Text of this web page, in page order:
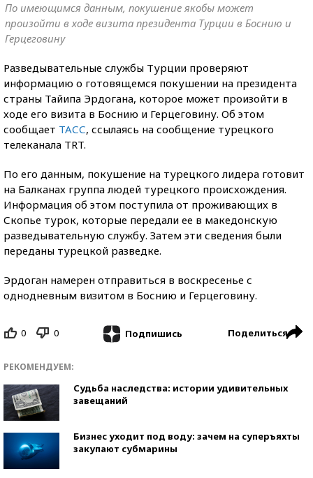
По имеющимся данным, покушение якобы может
произойти в ходе визита президента Турции в Боснию и
Герцеговину
Разведывательные службы Турции проверяют
информацию о готовящемся покушении на президента
страны Тайипа Эрдогана, которое может произойти в
ходе его визита в Боснию и Герцеговину. Об этом
сообщает ТАСС, ссылаясь на сообщение турецкого
телеканала TRT.
По его данным, покушение на турецкого лидера готовит
на Балканах группа людей турецкого происхождения.
Информация об этом поступила от проживающих в
Скопье турок, которые передали ее в македонскую
разведывательную службу. Затем эти сведения были
переданы турецкой разведке.
Эрдоган намерен отправиться в воскресенье с
однодневным визитом в Боснию и Герцеговину.
0 0 Подпишись Поделиться
РЕКОМЕНДУЕМ:
Судьба наследства: истории удивительных
завещаний
Бизнес уходит под воду: зачем на суперъяхты
закупают субмарины